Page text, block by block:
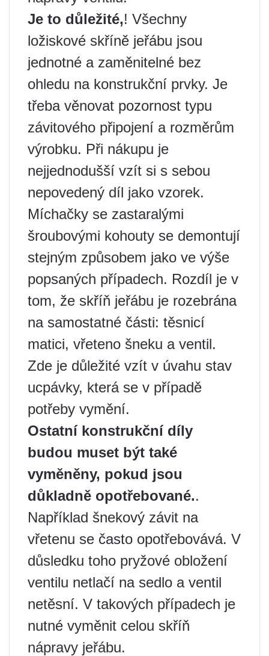
Je to důležité,! Všechny
ložiskové skříně jeřábu jsou
jednotné a zaměnitelné bez
ohledu na konstrukční prvky. Je
třeba věnovat pozornost typu
závitového připojení a rozměrům
výrobku. Při nákupu je
nejjednodušší vzít si s sebou
nepovedený díl jako vzorek.
Míchačky se zastaralými
šroubovými kohouty se demontují
stejným způsobem jako ve výše
popsaných případech. Rozdíl je v
tom, že skříň jeřábu je rozebrána
na samostatné části: těsnicí
matici, vřeteno šneku a ventil.
Zde je důležité vzít v úvahu stav
ucpávky, která se v případě
potřeby vymění.
Ostatní konstrukční díly
budou muset být také
vyměněny, pokud jsou
důkladně opotřebované..
Například šnekový závit na
vřetenu se často opotřebovává. V
důsledku toho pryžové obložení
ventilu netlačí na sedlo a ventil
netěsní. V takových případech je
nutné vyměnit celou skříň
nápravy jeřábu.